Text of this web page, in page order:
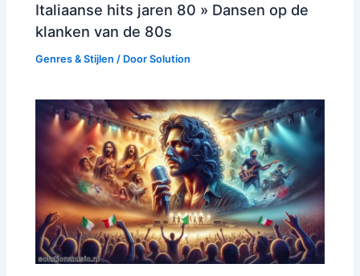
Italiaanse hits jaren 80 » Dansen op de
klanken van de 80s
Genres & Stijlen / DoorSolution